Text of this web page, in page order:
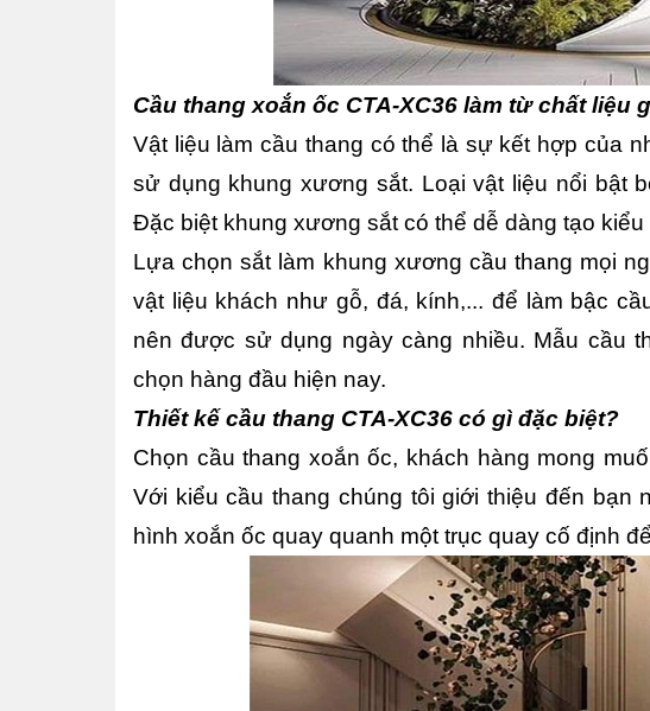
Cầu thang xoắn ốc CTA-XC36 làm từ chất liệu
Vật liệu làm cầu thang có thể là sự kết hợp của
sử dụng khung xương sắt. Loại vật liệu nổi bật
Đặc biệt khung xương sắt có thể dễ dàng tạo kiểu
Lựa chọn sắt làm khung xương cầu thang mọi
vật liệu khách như gỗ, đá, kính,... để làm bậc
nên được sử dụng ngày càng nhiều. Mẫu cầu
chọn hàng đầu hiện nay.
Thiết kế cầu thang CTA-XC36 có gì đặc biệt?
Chọn cầu thang xoắn ốc, khách hàng mong
Với kiểu cầu thang chúng tôi giới thiệu đến bạn
hình xoắn ốc quay quanh một trục quay cố định